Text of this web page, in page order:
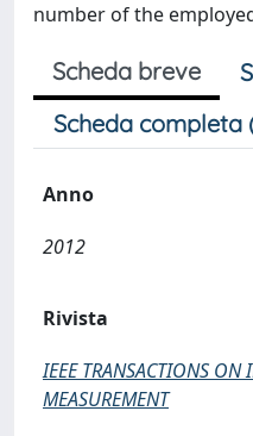
number of the
Scheda breve
Scheda completa
Anno
2012
Rivista
IEEE TRANSACTIONS
MEASUREMENT